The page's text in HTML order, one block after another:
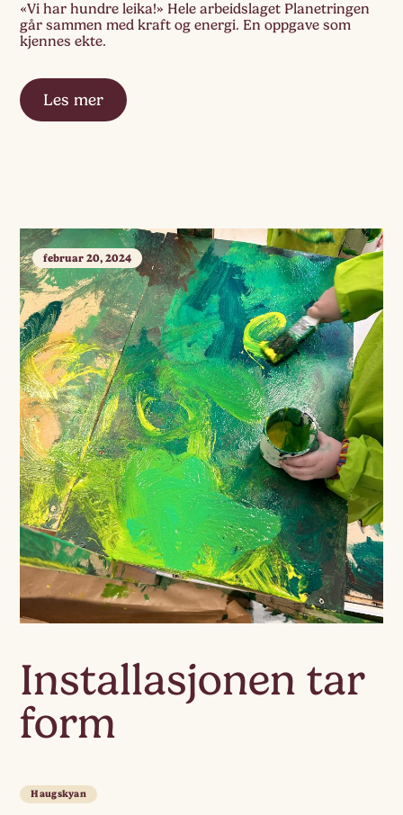
«Vi har hundre leika!» Hele arbeidslaget Planetringen
går sammen med kraft og energi. En oppgave som
kjennes ekte.
Les mer
Installasjonen tar
form
februar 20, 2024
Haugskyan